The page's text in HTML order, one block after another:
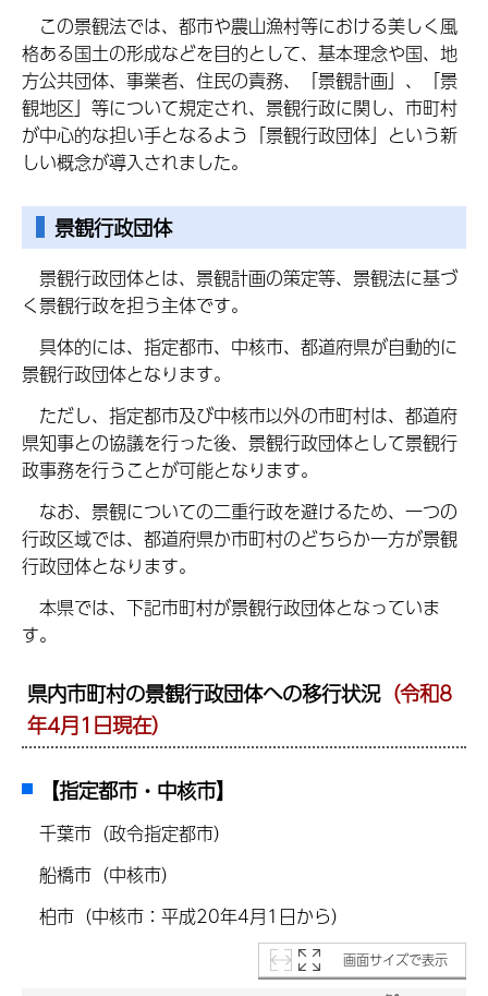
この景観法では、都市や農山漁村等における美しく風
格ある国土の形成などを目的として、基本理念や国、地
方公共団体、事業者、住民の責務、「景観計画」、「景
観地区」等について規定され、景観行政に関し、市町村
が中心的な担い手となるよう「景観行政団体」という新
しい概念が導入されました。
景観行政団体
景観行政団体とは、景観計画の策定等、景観法に基づ
く景観行政を担う主体です。
具体的には、指定都市、中核市、都道府県が自動的に
景観行政団体となります。
ただし、指定都市及び中核市以外の市町村は、都道府
県知事との協議を行った後、景観行政団体として景観行
政事務を行うことが可能となります。
なお、景観についての二重行政を避けるため、一つの
行政区域では、都道府県か市町村のどちらか一方が景観
行政団体となります。
本県では、下記市町村が景観行政団体となっていま
す。
県内市町村の景観行政団体への移行状況（令和8
年4月1日現在）
【指定都市・中核市】
千葉市（政令指定都市）
船橋市（中核市）
柏市（中核市：平成20年4月1日から）
画面サイズで表示